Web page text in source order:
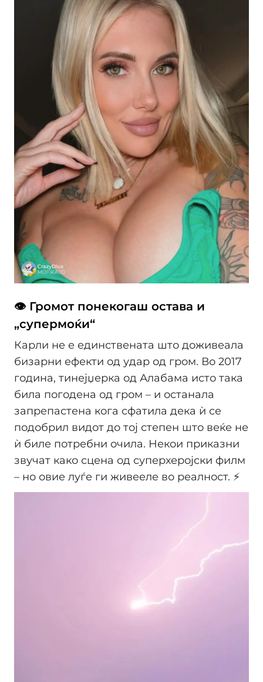
👁 Громот понекогаш остава и
„супермоќи“
Карли не е единствената што доживеала
бизарни ефекти од удар од гром. Во 2017
година, тинејџерка од Алабама исто така
била погодена од гром – и останала
запрепастена кога сфатила дека ѝ се
подобрил видот до тој степен што веќе не
ѝ биле потребни очила. Некои приказни
звучат како сцена од суперхеројски филм
– но овие луѓе ги живееле во реалност. ⚡